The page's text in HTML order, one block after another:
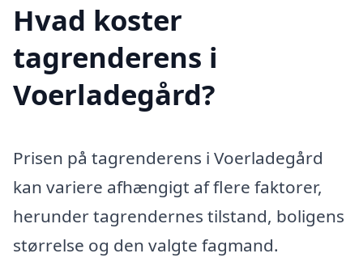
Hvad koster
tagrenderens i
Voerladegård?
Prisen på tagrenderens i Voerladegård
kan variere afhængigt af flere faktorer,
herunder tagrendernes tilstand, boligens
størrelse og den valgte fagmand.